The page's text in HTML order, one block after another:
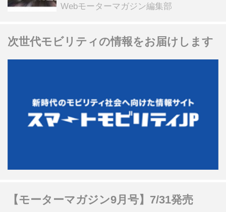
る抽選企画などを展開
Webモーターマガジン編集部
次世代モビリティの情報をお届けします
【モーターマガジン9月号】7/31発売